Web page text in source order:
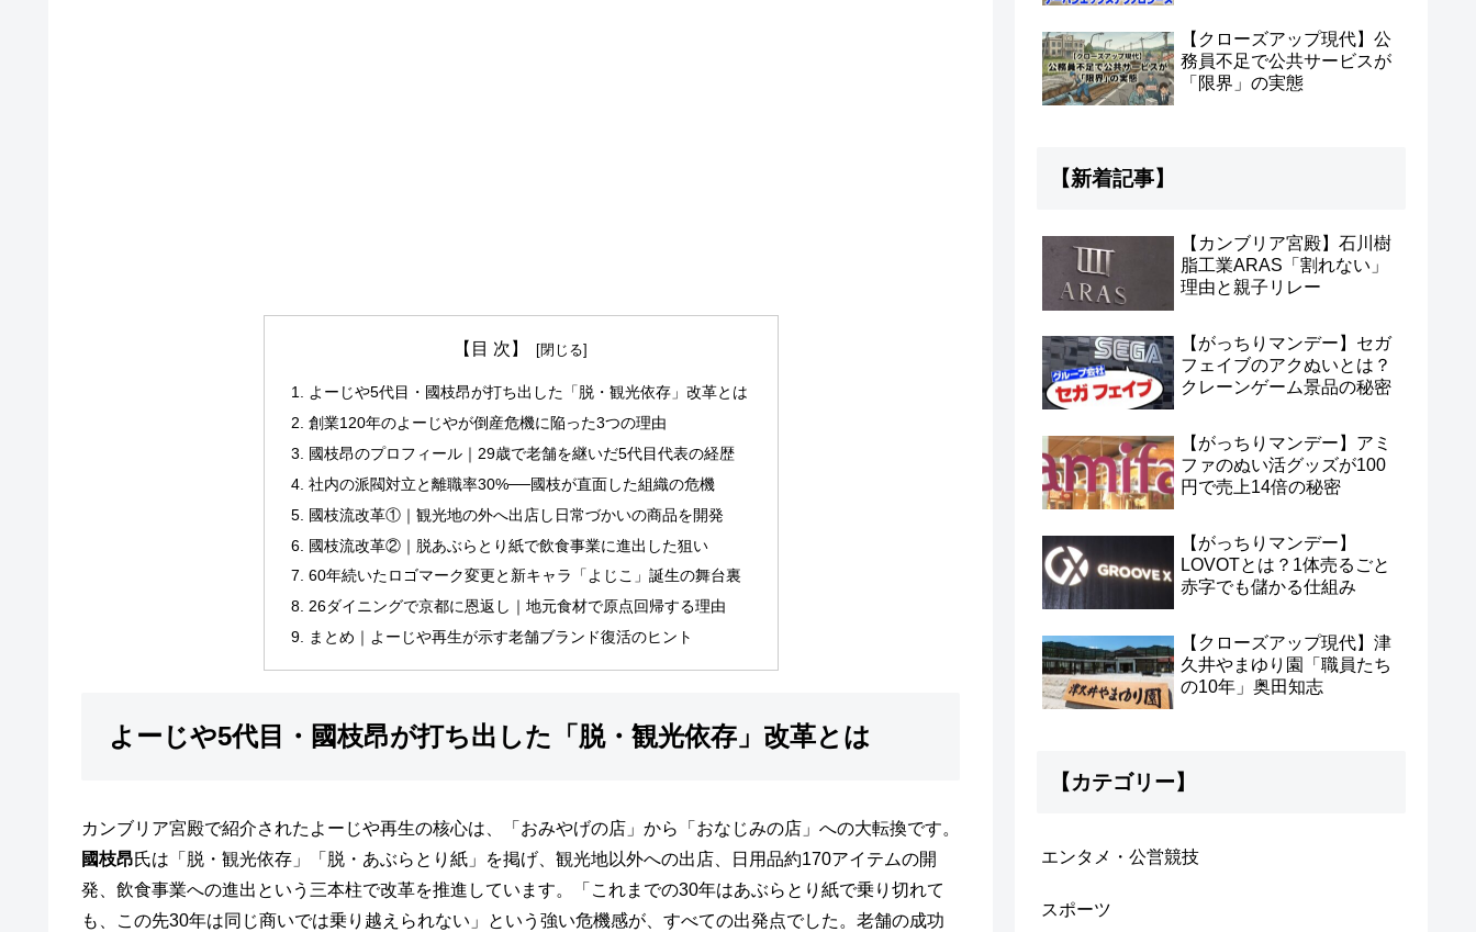
【目 次】
よーじや5代目・國枝昂が打ち出した「脱・観光依存」改革とは
創業120年のよーじやが倒産危機に陥った3つの理由
國枝昂のプロフィール｜29歳で老舗を継いだ5代目代表の経歴
社内の派閥対立と離職率30%──國枝が直面した組織の危機
國枝流改革①｜観光地の外へ出店し日常づかいの商品を開発
國枝流改革②｜脱あぶらとり紙で飲食事業に進出した狙い
60年続いたロゴマーク変更と新キャラ「よじこ」誕生の舞台裏
26ダイニングで京都に恩返し｜地元食材で原点回帰する理由
まとめ｜よーじや再生が示す老舗ブランド復活のヒント
よーじや5代目・國枝昂が打ち出した「脱・観光依存」改革とは
カンブリア宮殿で紹介されたよーじや再生の核心は、「おみやげの店」から「おなじみの店」への大転換です。
國枝昂氏は「脱・観光依存」「脱・あぶらとり紙」を掲げ、観光地以外への出店、日用品約170アイテムの開
発、飲食事業への進出という三本柱で改革を推進しています。「これまでの30年はあぶらとり紙で乗り切れて
も、この先30年は同じ商いでは乗り越えられない」という強い危機感が、すべての出発点でした。老舗の成功
【クローズアップ現代】公
務員不足で公共サービスが
「限界」の実態
【新着記事】
【カンブリア宮殿】石川樹
脂工業ARAS「割れない」
理由と親子リレー
【がっちりマンデー】セガ
フェイブのアクぬいとは？
クレーンゲーム景品の秘密
【がっちりマンデー】アミ
ファのぬい活グッズが100
円で売上14倍の秘密
【がっちりマンデー】
LOVOTとは？1体売るごと
赤字でも儲かる仕組み
【クローズアップ現代】津
久井やまゆり園「職員たち
の10年」奥田知志
【カテゴリー】
エンタメ・公営競技
スポーツ